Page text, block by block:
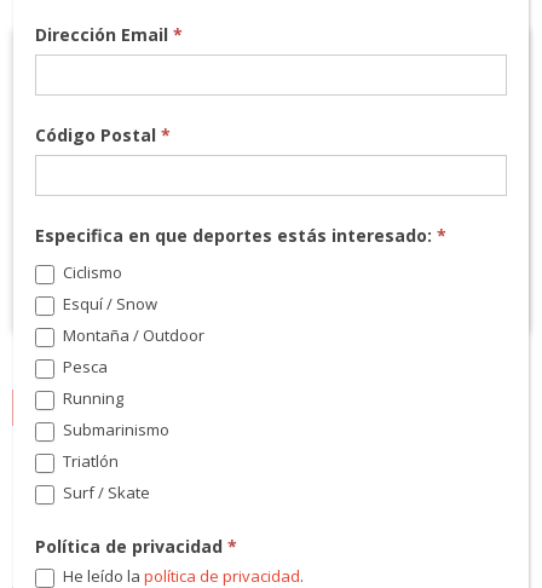
NEWSLETTER
¡Regístrate! Te mantendremos informado de las novedades y
podrás participar en nuestros sorteos.
Dirección Email
Dirección Email*
Código Postal*
Especifica en que deportes estás interesado:*
Ciclismo
Esquí / Snow
Montaña / Outdoor
Pesca
Running
Submarinismo
Triatlón
Surf / Skate
Política de privacidad*
He leído lapolítica de privacidad.